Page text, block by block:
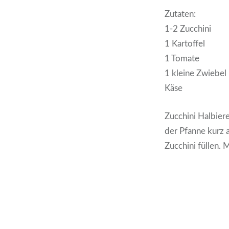
Zutaten:
1-2 Zucchini
1 Kartoffel
1 Tomate
1 kleine Zwiebel
Käse
Zucchini
der Pfanne kurz
Zucchini füllen.